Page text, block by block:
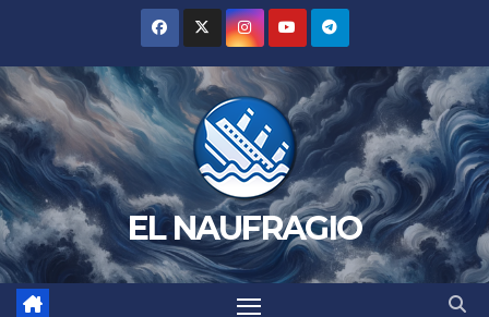
contenido
EL NAUFRAGIO